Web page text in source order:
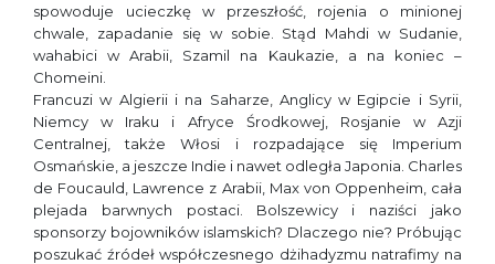
spowoduje ucieczkę w przeszłość, rojenia o minionej
chwale, zapadanie się w sobie. Stąd Mahdi w Sudanie,
wahabici w Arabii, Szamil na Kaukazie, a na koniec –
Chomeini.
Francuzi w Algierii i na Saharze, Anglicy w Egipcie i Syrii,
Niemcy w Iraku i Afryce Środkowej, Rosjanie w Azji
Centralnej, także Włosi i rozpadające się Imperium
Osmańskie, a jeszcze Indie i nawet odległa Japonia. Charles
de Foucauld, Lawrence z Arabii, Max von Oppenheim, cała
plejada barwnych postaci. Bolszewicy i naziści jako
sponsorzy bojowników islamskich? Dlaczego nie? Próbując
poszukać źródeł współczesnego dżihadyzmu natrafimy na